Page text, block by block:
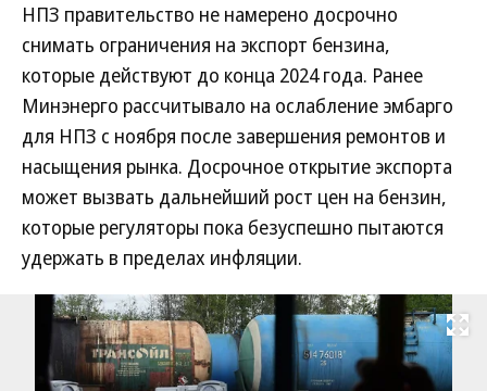
НПЗ правительство не намерено досрочно
снимать ограничения на экспорт бензина,
которые действуют до конца 2024 года. Ранее
Минэнерго рассчитывало на ослабление эмбарго
для НПЗ с ноября после завершения ремонтов и
насыщения рынка. Досрочное открытие экспорта
может вызвать дальнейший рост цен на бензин,
которые регуляторы пока безуспешно пытаются
удержать в пределах инфляции.
Развернуть